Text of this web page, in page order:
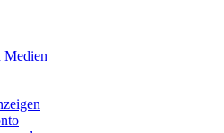
Medien